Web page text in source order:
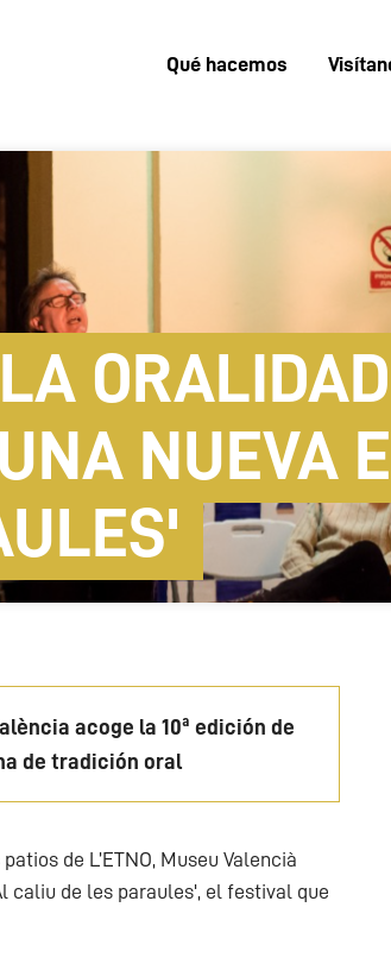
Menú
Qué hacemos
ORALIDAD
NUEVA
acoge la 10ª edición de
de tradición oral
de L’ETNO, Museu Valencià
caliu de les paraules', el festival que